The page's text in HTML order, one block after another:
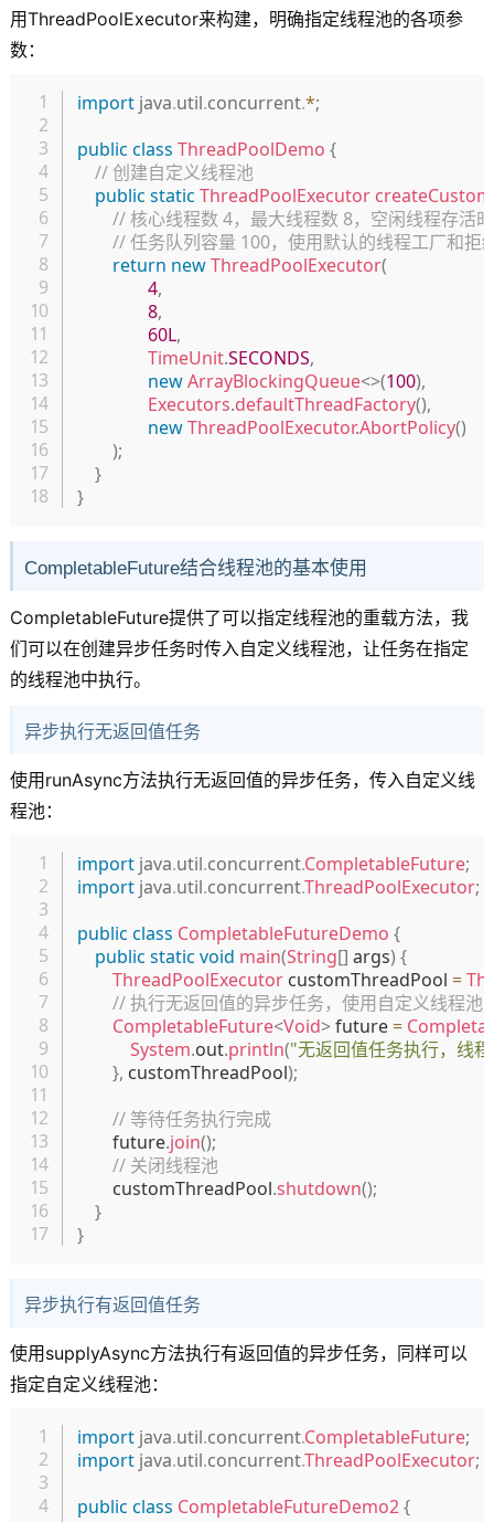
用ThreadPoolExecutor来构建，明确指定线程池的各项参
数：
import java.util.concurrent.*;
public class ThreadPoolDemo {
// 创建自定义线程池
public static ThreadPoolExecutor
// 核心线程数 4，最大线程数 8，空闲线程存活
// 任务队列容量 100，使用默认的线程工厂和拒
return newThreadPoolExecutor(
4,
8,
60L,
TimeUnit.SECONDS,
newArrayBlockingQueue<>(100),
Executors.defaultThreadFactory(),
newThreadPoolExecutor.AbortPolicy()
);
}
}
CompletableFuture结合线程池的基本使用
CompletableFuture提供了可以指定线程池的重载方法，我
们可以在创建异步任务时传入自定义线程池，让任务在指定
的线程池中执行。
异步执行无返回值任务
使用runAsync方法执行无返回值的异步任务，传入自定义线
程池：
import java.util.concurrent.CompletableFuture;
import java.util.concurrent.ThreadPoolExecutor;
public class CompletableFutureDemo {
public static void main(String[] args) {
ThreadPoolExecutor customThreadPool =
// 执行无返回值的异步任务，使用自定义线程池
CompletableFuture<Void> future =
System.out.println("无返回值任务执行，线
}, customThreadPool);
// 等待任务执行完成
        future
.join();
// 关闭线程池
        customThreadPool
.shutdown();
}
}
复制
异步执行有返回值任务
使用supplyAsync方法执行有返回值的异步任务，同样可以
指定自定义线程池：
import java.util.concurrent.CompletableFuture;
import java.util.concurrent.ThreadPoolExecutor;
public class CompletableFutureDemo2{
复制